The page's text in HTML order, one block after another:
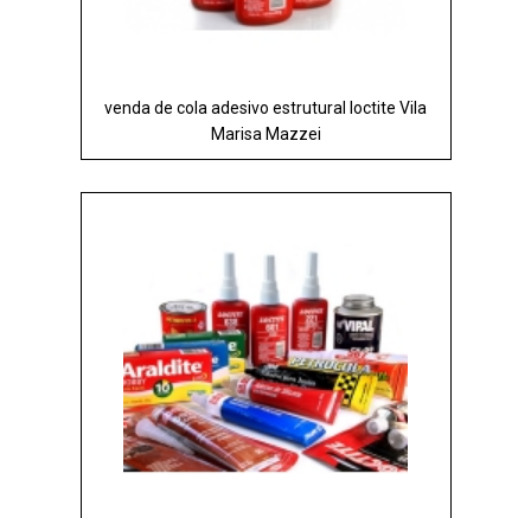
venda de cola adesivo estrutural loctite Vila
Marisa Mazzei